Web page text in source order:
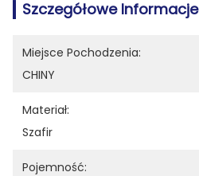
Szczegółowe Informacje
Miejsce Pochodzenia:
CHINY
Materiał:
Szafir
Pojemność: